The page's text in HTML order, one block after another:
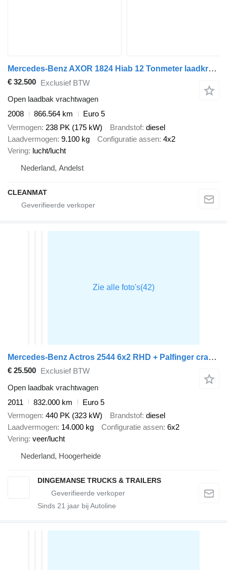
Mercedes-Benz AXOR 1824 Hiab 12 Tonmeter laadkraan
€ 32.500 Exclusief BTW
Open laadbak vrachtwagen
2008
866.564 km
Euro 5
Vermogen 238 PK (175 kW) Brandstof diesel
Laadvermogen 9.100 kg Configuratie assen 4x2
Vering lucht/lucht
Nederland, Andelst
CLEANMAT
Mercedes-Benz Actros 2544 6x2 RHD + Palfinger crane PK8501
€ 25.500 Exclusief BTW
Open laadbak vrachtwagen
2011
832.000 km
Euro 5
Vermogen 440 PK (323 kW) Brandstof diesel
Laadvermogen 14.000 kg Configuratie assen 6x2
Vering veer/lucht
Nederland, Hoogerheide
DINGEMANSE TRUCKS & TRAILERS
Sinds 21 jaar bij Autoline